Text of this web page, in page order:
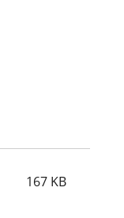
167 KB